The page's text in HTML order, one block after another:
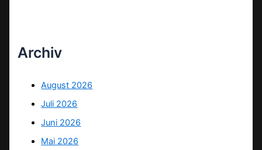
Archiv
August 2026
Juli 2026
Juni 2026
Mai 2026